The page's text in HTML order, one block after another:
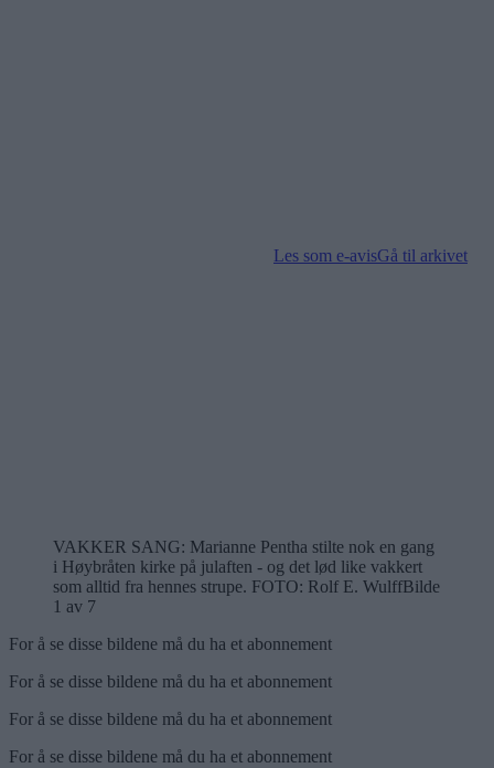
Les som e-avisGå til arkivet
VAKKER SANG: Marianne Pentha stilte nok en gang
i Høybråten kirke på julaften - og det lød like vakkert
som alltid fra hennes strupe. FOTO: Rolf E. WulffBilde
1 av 7
For å se disse bildene må du ha et abonnement
For å se disse bildene må du ha et abonnement
For å se disse bildene må du ha et abonnement
For å se disse bildene må du ha et abonnement